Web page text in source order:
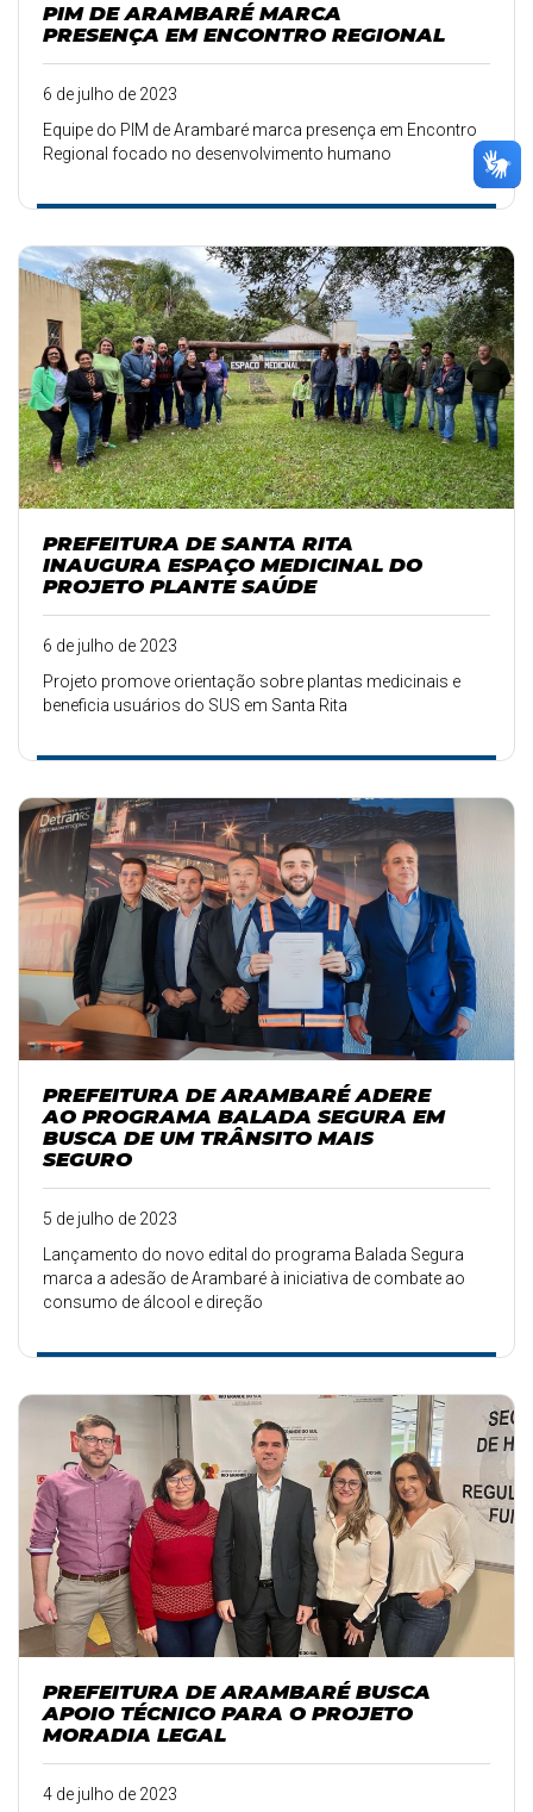
PIM DE ARAMBARÉ MARCA
PRESENÇA EM ENCONTRO REGIONAL
6 de julho de 2023
Equipe do PIM de Arambaré marca presença em Encontro
Regional focado no desenvolvimento humano
PREFEITURA DE SANTA RITA
INAUGURA ESPAÇO MEDICINAL DO
PROJETO PLANTE SAÚDE
6 de julho de 2023
Projeto promove orientação sobre plantas medicinais e
beneficia usuários do SUS em Santa Rita
PREFEITURA DE ARAMBARÉ ADERE
AO PROGRAMA BALADA SEGURA EM
BUSCA DE UM TRÂNSITO MAIS
SEGURO
5 de julho de 2023
Lançamento do novo edital do programa Balada Segura
marca a adesão de Arambaré à iniciativa de combate ao
consumo de álcool e direção
PREFEITURA DE ARAMBARÉ BUSCA
APOIO TÉCNICO PARA O PROJETO
MORADIA LEGAL
4 de julho de 2023